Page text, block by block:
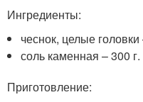
Ингредиенты:
чеснок, целые головки
соль каменная – 300 г.
Приготовление: